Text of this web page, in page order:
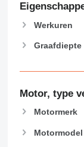
Werkuren
Graafdiepte
Motor, type
Motormerk
Motormodel